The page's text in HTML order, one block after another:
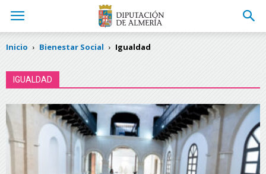
Inicio Bienestar Social Igualdad
IGUALDAD